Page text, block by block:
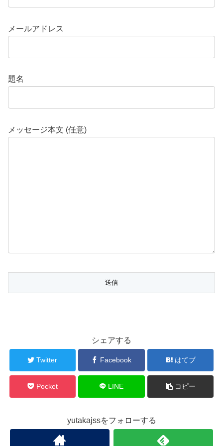
メールアドレス
題名
メッセージ本文 (任意)
シェアする
Twitter Facebook はてブ
Pocket LINE コピー
yutakajssをフォローする